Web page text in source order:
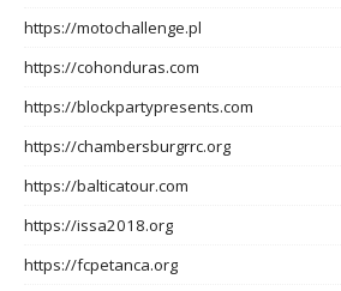
https://motochallenge.pl
https://cohonduras.com
https://blockpartypresents.com
https://chambersburgrrc.org
https://balticatour.com
https://issa2018.org
https://fcpetanca.org